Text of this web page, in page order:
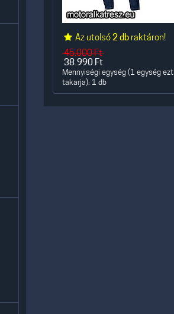
Az utolsó2 db raktáron!
45.000Ft
38.990 Ft
Mennyiségi egység (1 egység ezt
takarja): 1 db